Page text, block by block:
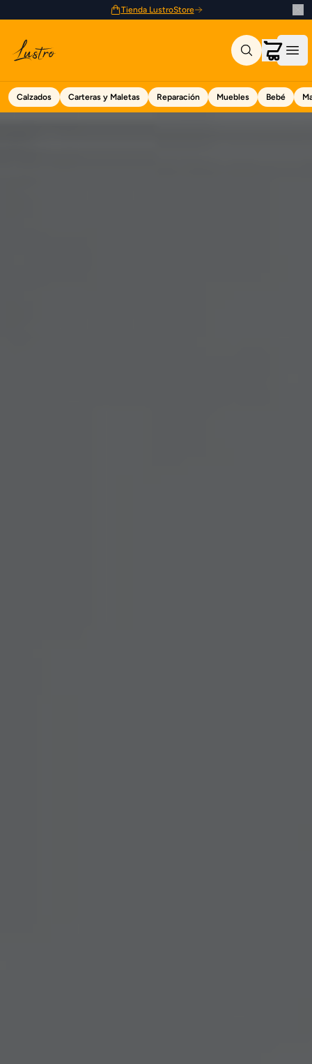
Tienda LustroStore
Calzados Carteras y Maletas Reparación Muebles Bebé